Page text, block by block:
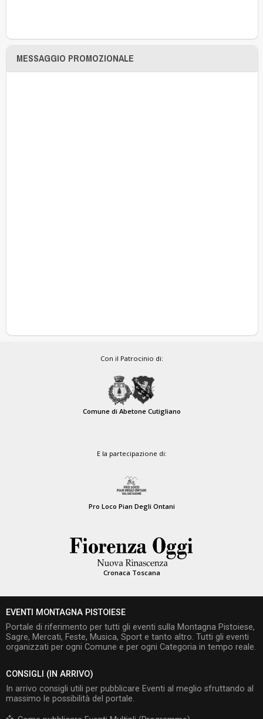
MESSAGGIO PROMOZIONALE
Con il Patrocinio di:
Comune di Abetone Cutigliano
E la partecipazione di:
Pro Loco Pian Degli Ontani
Cronaca Toscana
EVENTI MONTAGNA PISTOIESE
Portale di riferimento per tutti gli eventi sulla Montagna Pistoiese,
Sagre, Mercati, Feste, Musica, Sport e tanto altro. Tutti gli eventi
organizzati per ogni Comune e per ogni Categoria in tempo reale.
CONSIGLI (IN ARRIVO)
In arrivo consigli utili per pubblicare Eventi al meglio sfruttando al
massimo le possibilità del portale.